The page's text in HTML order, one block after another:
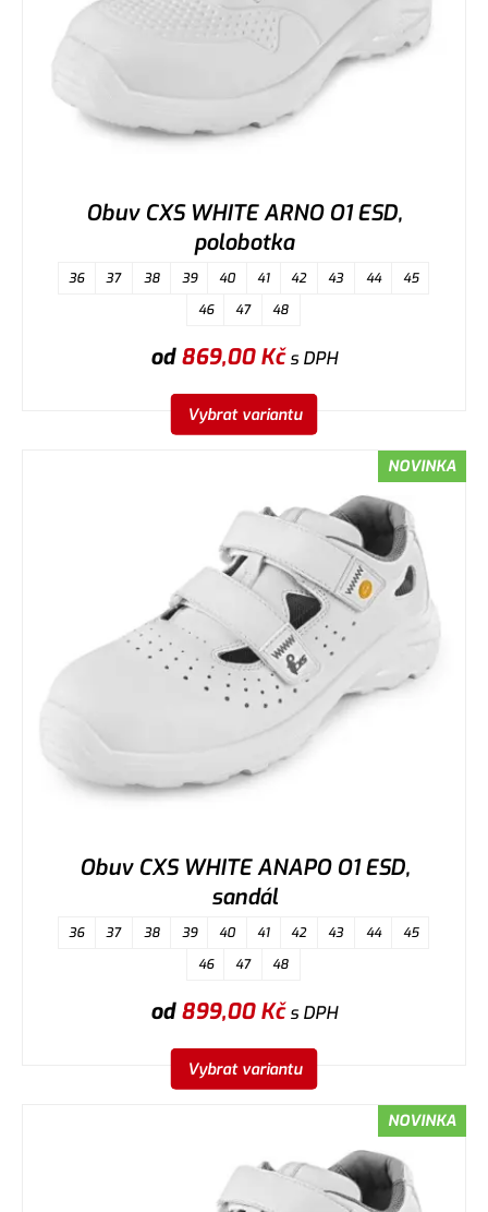
Obuv CXS WHITE ARNO O1 ESD,
polobotka
36 37 38 39 40 41 42 43 44
45
46
47 48
od869,00Kčs DPH
Vybrat variantu
NOVINKA
Obuv CXS WHITE ANAPO O1 ESD,
sandál
36 37 38 39 40 41 42 43 44
45
46
47 48
od899,00Kčs DPH
Vybrat variantu
NOVINKA